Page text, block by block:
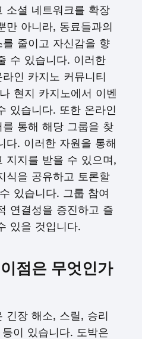
소셜 네트워크를 확장
만 아니라, 동료들과의
줄이고 자신감을 향
수 있습니다. 이러한
인 카지노 커뮤니티
현지 카지노에서 이벤
있습니다. 또한 온라인
통해 해당 그룹을 찾
다. 이러한 자원을 통해
지지를 받을 수 있으며,
식을 공유하고 토론할
있습니다. 그룹 참여
연결성을 증진하고 즐
있을 것입니다.
점은 무엇인가
긴장 해소, 스릴, 승리
이 있습니다. 도박은